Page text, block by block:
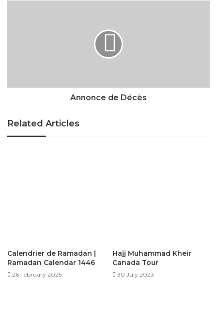
Annonce de Décès
Related Articles
Calendrier de Ramadan |
Ramadan Calendar 1446
26 February 2025
Hajj Muhammad Kheir
Canada Tour
30 July 2023